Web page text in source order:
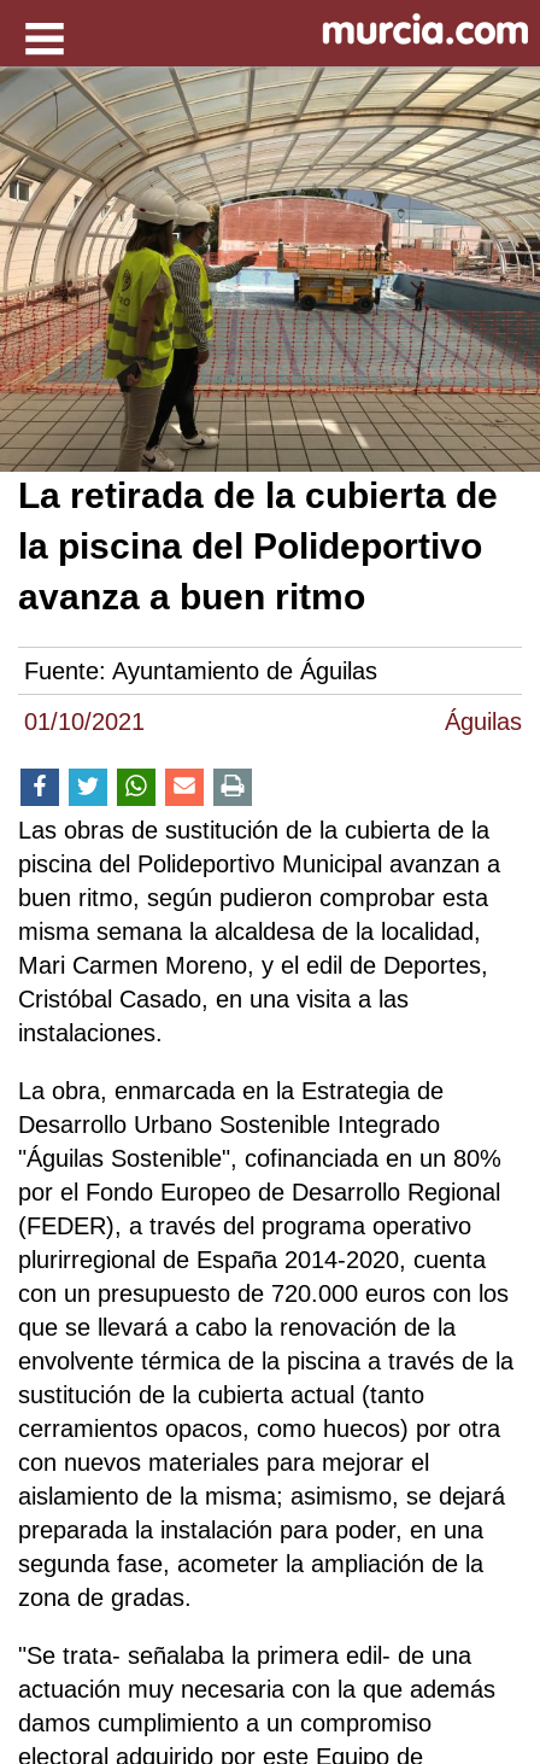
01/10/2021 Águilas
La retirada de la cubierta de
la piscina del Polideportivo
avanza a buen ritmo
Fuente: Ayuntamiento de Águilas
Las obras de sustitución de la cubierta de la
piscina del Polideportivo Municipal avanzan a
buen ritmo, según pudieron comprobar esta
misma semana la alcaldesa de la localidad,
Mari Carmen Moreno, y el edil de Deportes,
Cristóbal Casado, en una visita a las
instalaciones.
La obra, enmarcada en la Estrategia de
Desarrollo Urbano Sostenible Integrado
"Águilas Sostenible", cofinanciada en un 80%
por el Fondo Europeo de Desarrollo Regional
(FEDER), a través del programa operativo
plurirregional de España 2014-2020, cuenta
con un presupuesto de 720.000 euros con los
que se llevará a cabo la renovación de la
envolvente térmica de la piscina a través de la
sustitución de la cubierta actual (tanto
cerramientos opacos, como huecos) por otra
con nuevos materiales para mejorar el
aislamiento de la misma; asimismo, se dejará
preparada la instalación para poder, en una
segunda fase, acometer la ampliación de la
zona de gradas.
"Se trata- señalaba la primera edil- de una
actuación muy necesaria con la que además
damos cumplimiento a un compromiso
electoral adquirido por este Equipo de